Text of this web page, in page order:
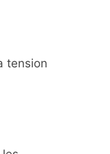
tension